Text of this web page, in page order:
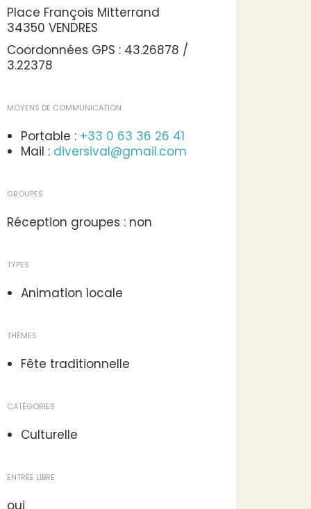
Place François Mitterrand
34350 VENDRES
Coordonnées GPS : 43.26878 /
3.22378
MOYENS DE COMMUNICATION
Portable : +33 0 63 36 26 41
Mail : diversival@gmail.com
GROUPES
Réception groupes : non
TYPES
Animation locale
THÈMES
Fête traditionnelle
CATÉGORIES
Culturelle
ENTRÉE LIBRE
oui